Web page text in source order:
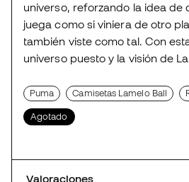
universo, reforzando la idea de
juega como si viniera de otro
también viste como tal. Con
universo puesto y la visión de
Puma Camisetas Lamelo Ball
Agotado
Valoraciones